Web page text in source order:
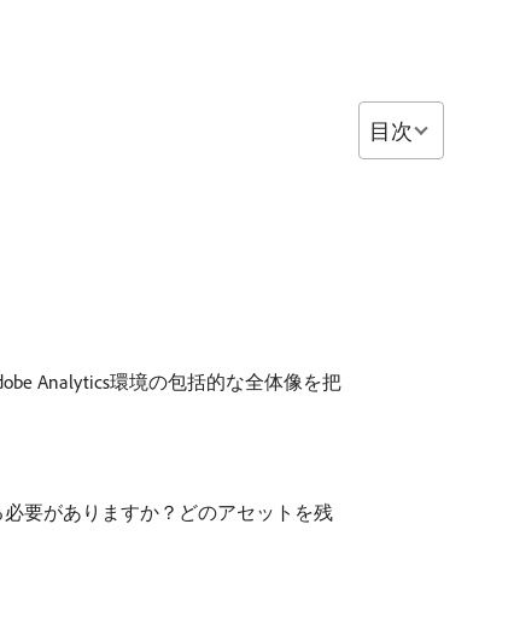
Analytics環境の包括的な全体像を把
要がありますか？どのアセットを残
目次